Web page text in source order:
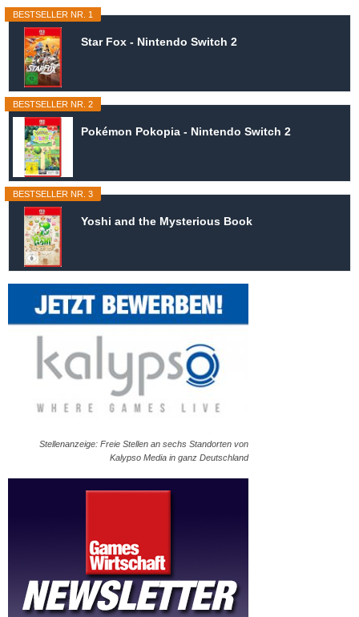
BESTSELLER NR. 1
Star Fox - Nintendo Switch 2
BESTSELLER NR. 2
Pokémon Pokopia - Nintendo Switch 2
BESTSELLER NR. 3
Yoshi and the Mysterious Book
Stellenanzeige: Freie Stellen an sechs Standorten von
Kalypso Media in ganz Deutschland